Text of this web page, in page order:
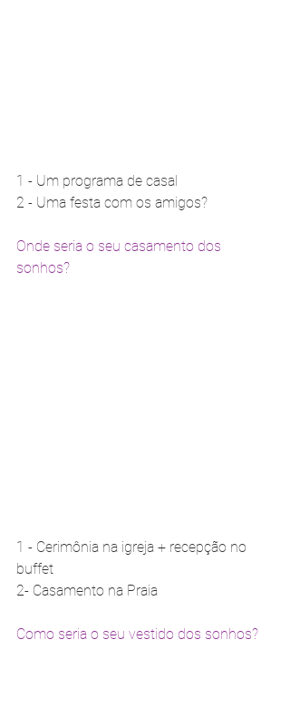
1 - Um programa de casal
2 - Uma festa com os amigos?
Onde seria o seu casamento dos
sonhos?
1 - Cerimônia na igreja + recepção no
buffet
2- Casamento na Praia
Como seria o seu vestido dos sonhos?